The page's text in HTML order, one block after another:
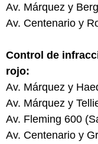
Av. Márquez y
Av. Centenario y
Control de
rojo:
Av. Márquez y
Av. Márquez y
Av. Fleming 600
Av. Centenario y